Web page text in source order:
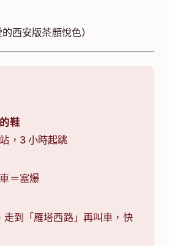
西安版茶顏悅色）
鞋
，3 小時起跳
＝塞爆
到「雁塔西路」再叫車，快